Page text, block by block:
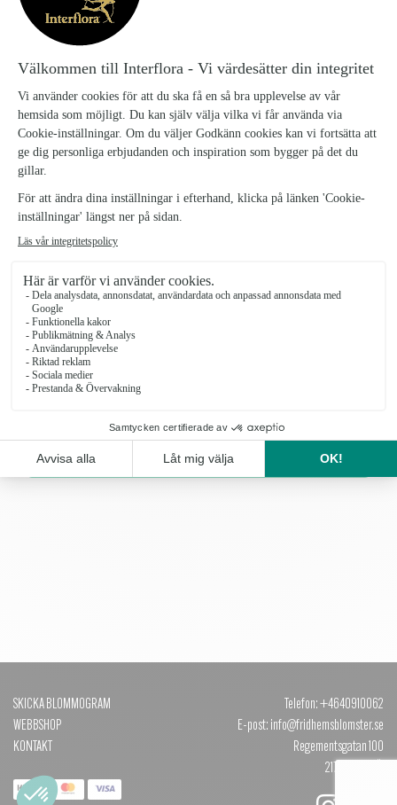
FARVÄL HJÄRTA
HJARTA_30
Hjärta med aprikosa, rosa och oranga blommor
Antal
KÖP
SKICKA BLOMMOGRAM
WEBBSHOP
KONTAKT
Telefon: +4640910062
E-post: info@fridhemsblomster.se
Regementsgatan 100
217 51 MALMÖ